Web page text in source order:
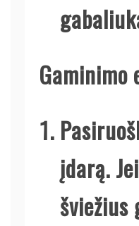
Gaminimo
įdarą.
šviežius